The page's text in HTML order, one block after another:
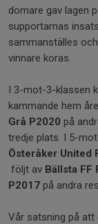
domare gav lagen
supportarnas
sammanställes
vinnare koras.
I 3-mot-3-klassen
kammande hem
Grå P2020 på
tredje plats. I 5-
Österåker United
följt av Bällsta FF
P2017 på andra
Vår satsning på att